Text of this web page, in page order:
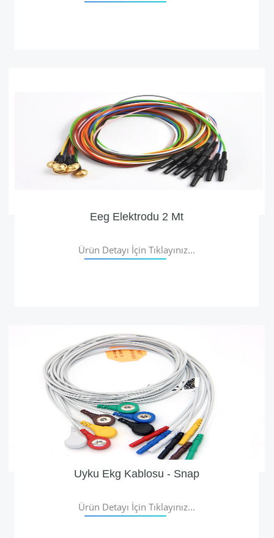
Eeg Elektrodu 2 Mt
Ürün Detayı İçin Tıklayınız...
Uyku Ekg Kablosu - Snap
Ürün Detayı İçin Tıklayınız...